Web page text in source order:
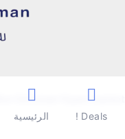
Ben Seleman Hypermarket
Deals ! الرئيسية